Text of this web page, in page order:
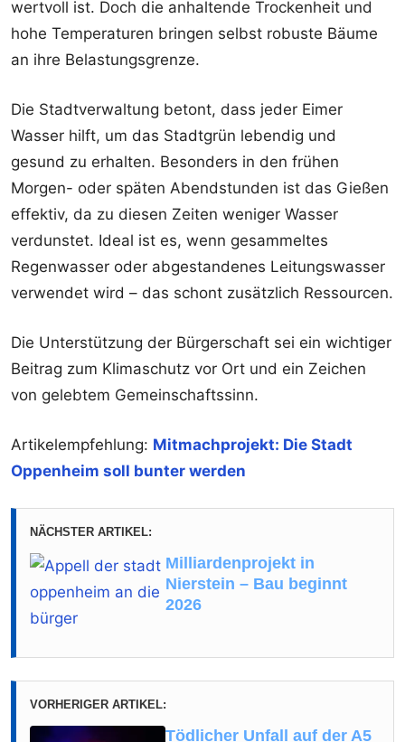
wertvoll ist. Doch die anhaltende Trockenheit und
hohe Temperaturen bringen selbst robuste Bäume
an ihre Belastungsgrenze.
Die Stadtverwaltung betont, dass jeder Eimer
Wasser hilft, um das Stadtgrün lebendig und
gesund zu erhalten. Besonders in den frühen
Morgen- oder späten Abendstunden ist das Gießen
effektiv, da zu diesen Zeiten weniger Wasser
verdunstet. Ideal ist es, wenn gesammeltes
Regenwasser oder abgestandenes Leitungswasser
verwendet wird – das schont zusätzlich Ressourcen.
Die Unterstützung der Bürgerschaft sei ein wichtiger
Beitrag zum Klimaschutz vor Ort und ein Zeichen
von gelebtem Gemeinschaftssinn.
Artikelempfehlung: Mitmachprojekt: Die Stadt
Oppenheim soll bunter werden
NÄCHSTER ARTIKEL:
Milliardenprojekt in
Nierstein – Bau beginnt
2026
VORHERIGER ARTIKEL:
Tödlicher Unfall auf der A5